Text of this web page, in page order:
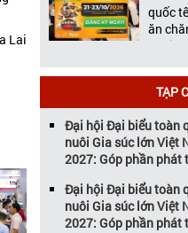
Lai
& […]
quốc
ăn
nuôi
Tảng
Hàng
Nuôi
ngày
TẠP
Đại hội Đại biểu toàn
nuôi Gia súc lớn Việt
2027: Góp phần phát
Đại hội Đại biểu toàn
nuôi Gia súc lớn Việt
2027: Góp phần phát